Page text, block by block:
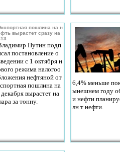
пошлина на н
вырастет сразу на
Путин подп
постановление о
с 1 октября н
режима налогоо
нефтяной от
пошлина на
вырастет на
за тонну.
6,4% меньше
ынешнем году
и нефти
лн т нефти.